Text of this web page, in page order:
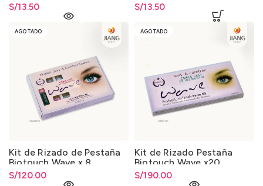
S/13.50 S/13.50
AGOTADO
Kit de Rizado de Pestaña
Biotouch Wave x 8
S/120.00
AGOTADO
Kit de Rizado Pestaña
Biotouch Wave x20
S/190.00